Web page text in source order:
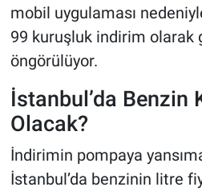
mobil uygulaması
99 kuruşluk indirim olarak
öngörülüyor.
İstanbul’da Benzin
Olacak?
İndirimin pompaya
İstanbul’da benzinin litre